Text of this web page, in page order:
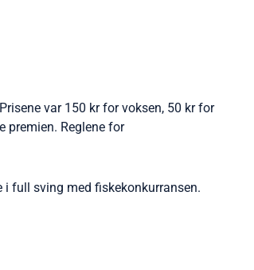
var 150 kr for voksen, 50 kr for
premien. Reglene for
i full sving med fiskekonkurransen.